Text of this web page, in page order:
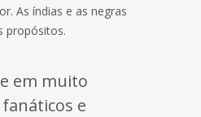
As índias e as negras
propósitos.
em muito
e